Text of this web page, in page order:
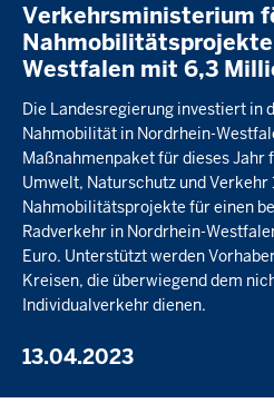
Verkehrsministerium
Westfalen mit 6,3
Die Landesregierung investiert in
Nahmobilität in Nordrhein-
Maßnahmenpaket für dieses
Umwelt, Naturschutz und Verkehr
Nahmobilitätsprojekte für einen
Radverkehr in Nordrhein-
Euro. Unterstützt werden
Kreisen, die überwiegend dem
Individualverkehr dienen.
13.04.2023